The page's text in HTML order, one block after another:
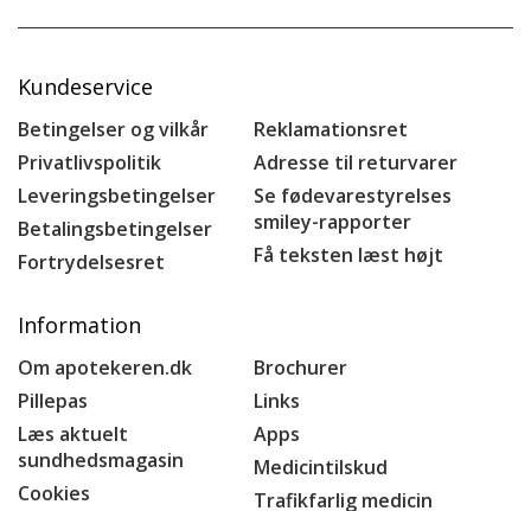
Kundeservice
Betingelser og vilkår
Privatlivspolitik
Leveringsbetingelser
Betalingsbetingelser
Fortrydelsesret
Reklamationsret
Adresse til returvarer
Se fødevarestyrelses
smiley-rapporter
Få teksten læst højt
Information
Om apotekeren.dk
Pillepas
Læs aktuelt
sundhedsmagasin
Cookies
Brochurer
Links
Apps
Medicintilskud
Trafikfarlig medicin